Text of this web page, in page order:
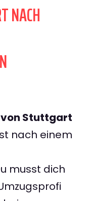
NACH
von Stuttgart
nach einem
musst dich